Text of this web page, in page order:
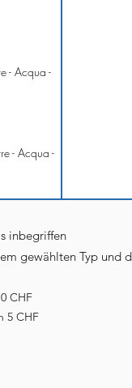
- Acqua -
- Acqua -
inbegriffen
gewählten Typ und
CHF
5 CHF